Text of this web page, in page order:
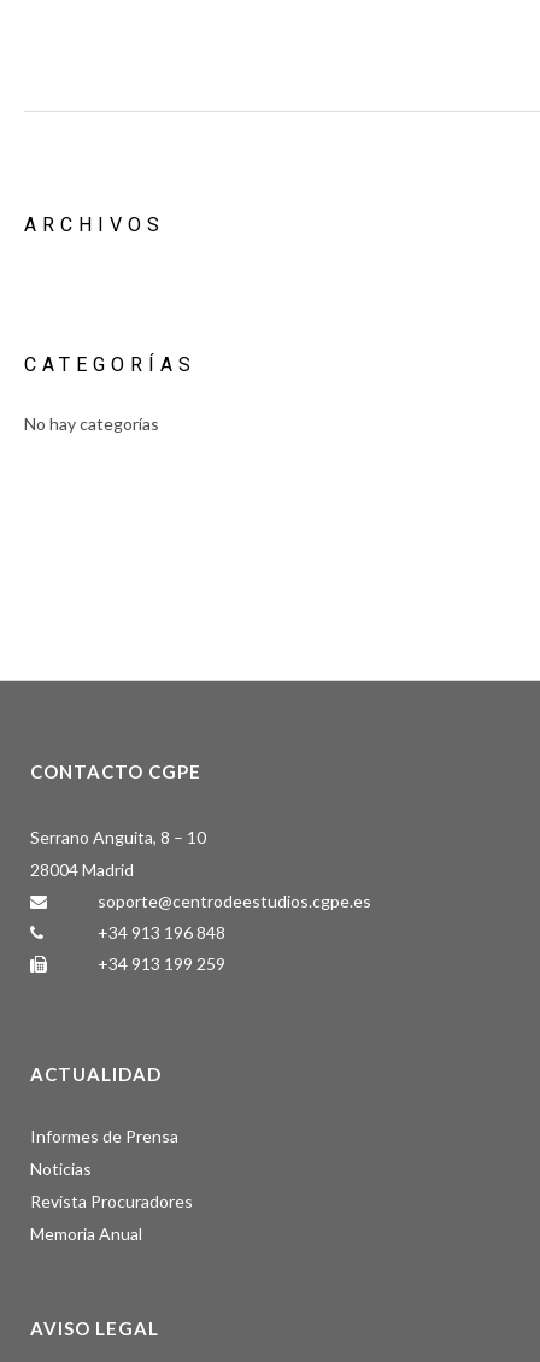
ARCHIVOS
CATEGORÍAS
No hay categorías
CONTACTO CGPE
Serrano Anguita, 8 – 10
28004 Madrid
soporte@centrodeestudios.cgpe.es
+34 913 196 848
+34 913 199 259
ACTUALIDAD
Informes de Prensa
Noticias
Revista Procuradores
Memoria Anual
AVISO LEGAL